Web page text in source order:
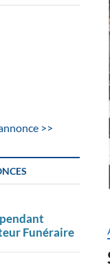
>>
Funéraire